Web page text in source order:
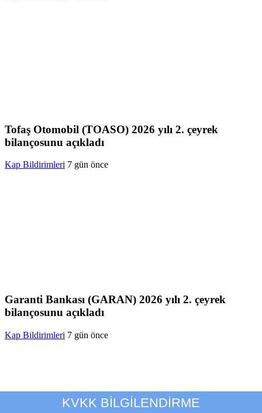
Tofaş Otomobil (TOASO) 2026 yılı 2. çeyrek
bilançosunu açıkladı
Kap Bildirimleri 7 gün önce
Garanti Bankası (GARAN) 2026 yılı 2. çeyrek
bilançosunu açıkladı
Kap Bildirimleri 7 gün önce
KVKK BİLGİLENDİRME